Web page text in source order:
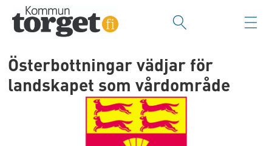
Österbottningar vädjar för
landskapet som vårdområde